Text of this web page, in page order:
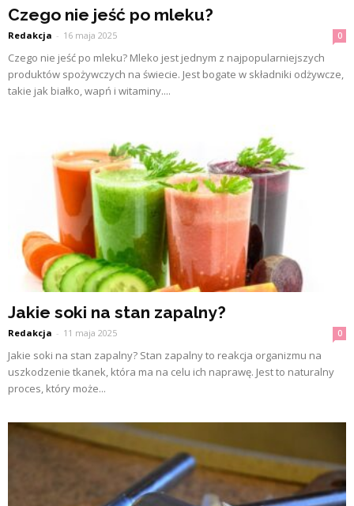
Czego nie jeść po mleku?
Redakcja - 16 maja 2025 0
Czego nie jeść po mleku? Mleko jest jednym z najpopularniejszych
produktów spożywczych na świecie. Jest bogate w składniki odżywcze,
takie jak białko, wapń i witaminy....
Jakie soki na stan zapalny?
Redakcja - 11 maja 2025 0
Jakie soki na stan zapalny? Stan zapalny to reakcja organizmu na
uszkodzenie tkanek, która ma na celu ich naprawę. Jest to naturalny
proces, który może...